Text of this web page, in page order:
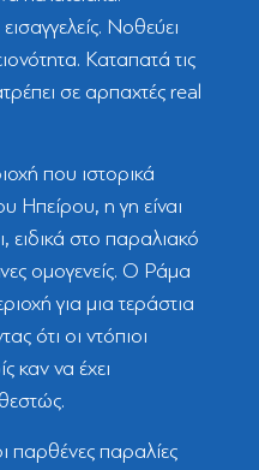
Νοθεύει
Καταπατά τις
σε αρπαχτές real
που ιστορικά
Ηπείρου, η γη είναι
ειδικά στο παραλιακό
ομογενείς. Ο Ράμα
για μια τεράστια
ότι οι ντόπιοι
καν να έχει
παρθένες παραλίες